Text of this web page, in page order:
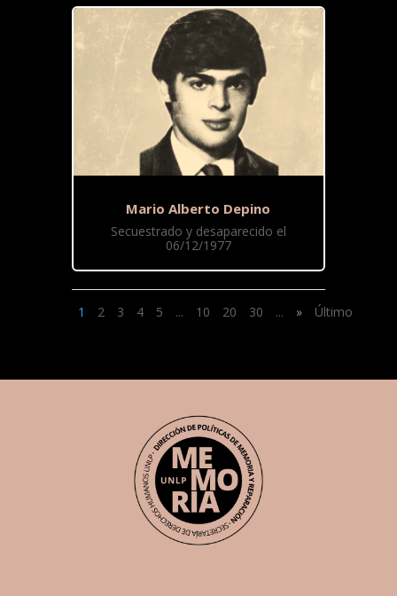
Mario Alberto Depino
Secuestrado y desaparecido el
06/12/1977
1 2 3 4 5 ... 10 20 30 ... » Último